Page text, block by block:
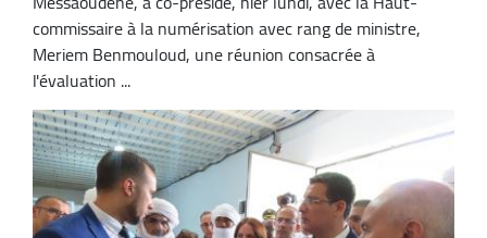
commissaire à la numérisation avec rang de ministre,
Meriem Benmouloud, une réunion consacrée à
l'évaluation ...